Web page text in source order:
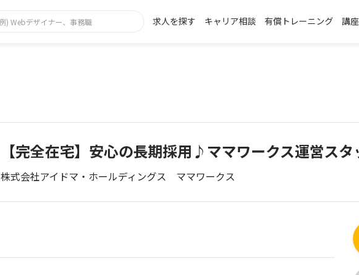
求人を探す キャリア相談 有償トレーニング 講
【完全在宅】安心の長期採用♪ママワークス運営ス
株式会社アイドマ・ホールディングス ママワークス